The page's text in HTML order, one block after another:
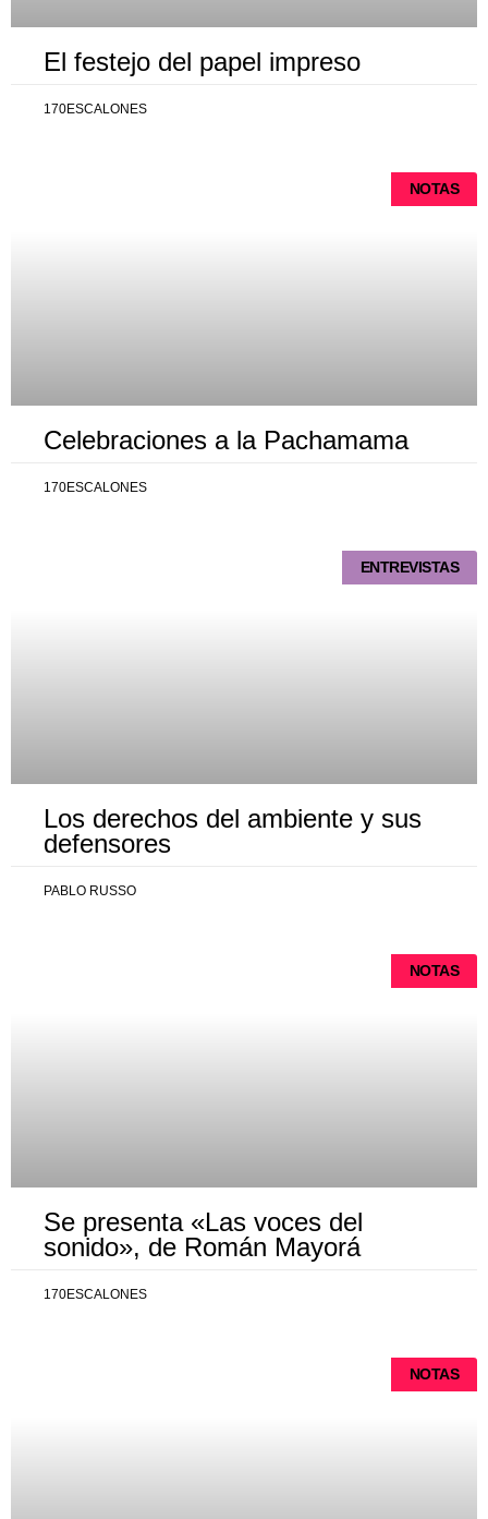
El festejo del papel impreso
170ESCALONES
NOTAS
Celebraciones a la Pachamama
170ESCALONES
ENTREVISTAS
Los derechos del ambiente y sus
defensores
PABLO RUSSO
NOTAS
Se presenta «Las voces del
sonido», de Román Mayorá
170ESCALONES
NOTAS